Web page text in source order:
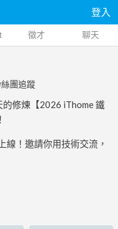
登入
徵才 聊天
團追蹤
修煉【2026 iThome 鐵
！邀請你用技術交流，